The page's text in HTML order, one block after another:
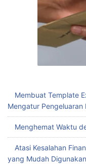
Membuat Template
Mengatur Pengeluaran
Menghemat Waktu
Atasi Kesalahan
yang Mudah Digunakan